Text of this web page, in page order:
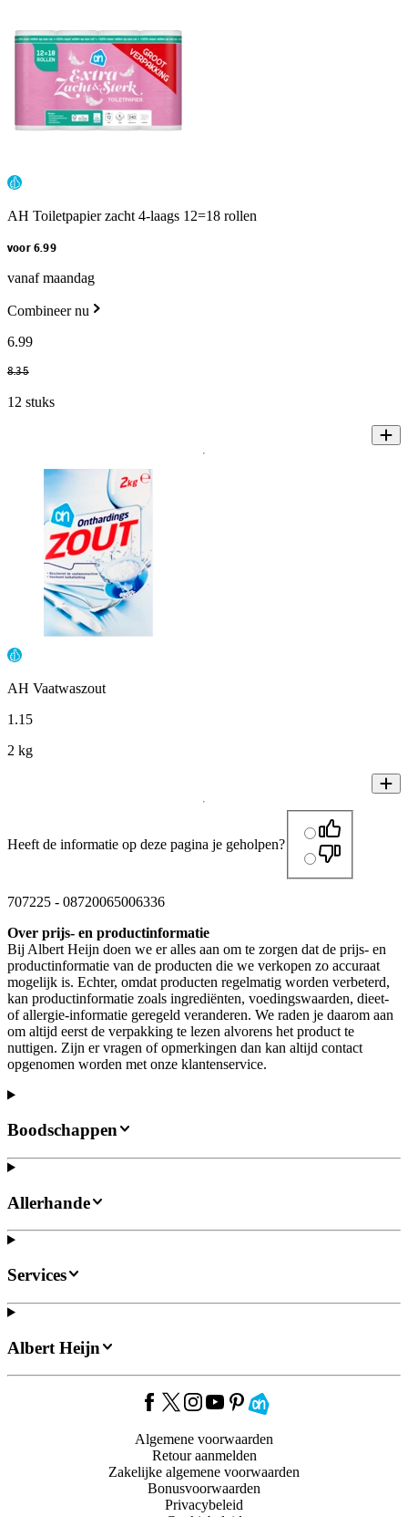
AH Toiletpapier zacht 4-laags 12=18 rollen
voor 6.99
vanaf maandag
Combineer nu
6.99
8.35
12 stuks
AH Vaatwaszout
1 .15
2 kg
Heeft de informatie op deze pagina je geholpen?
707225 - 08720065006336
Over prijs- en productinformatie
Bij Albert Heijn doen we er alles aan om te zorgen dat de prijs- en
productinformatie van de producten die we verkopen zo accuraat
mogelijk is. Echter, omdat producten regelmatig worden verbeterd,
kan productinformatie zoals ingrediënten, voedingswaarden, dieet-
of allergie-informatie geregeld veranderen. We raden je daarom aan
om altijd eerst de verpakking te lezen alvorens het product te
nuttigen. Zijn er vragen of opmerkingen dan kan altijd contact
opgenomen worden met onze klantenservice.
Boodschappen
Allerhande
Services
Albert Heijn
Algemene voorwaarden
Retour aanmelden
Zakelijke algemene voorwaarden
Bonusvoorwaarden
Privacybeleid